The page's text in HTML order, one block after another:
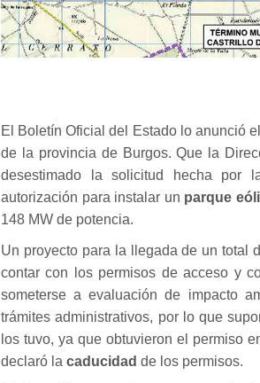
El Boletín Oficial del Estado lo anunció
de la provincia de Burgos. Que la
desestimado la solicitud hecha por
autorización para instalar un parque
148 MW de potencia.
Un proyecto para la llegada de un total
contar con los permisos de acceso y
someterse a evaluación de impacto
trámites administrativos, por lo que
los tuvo, ya que obtuvieron el permiso
declaró la caducidad de los permisos.